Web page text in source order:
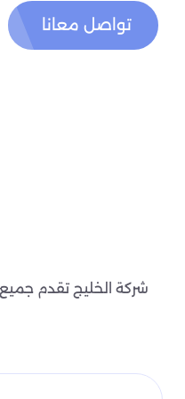
تواصل معانا
شركة الخليج تقدم جميع